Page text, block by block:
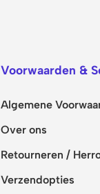
Voorwaarden &
Algemene
Over ons
Retourneren /
Verzendopties